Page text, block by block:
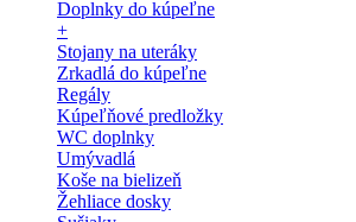
Doplnky do kúpeľne
+
Stojany na uteráky
Zrkadlá do kúpeľne
Regály
Kúpeľňové predložky
WC doplnky
Umývadlá
Koše na bielizeň
Žehliace dosky